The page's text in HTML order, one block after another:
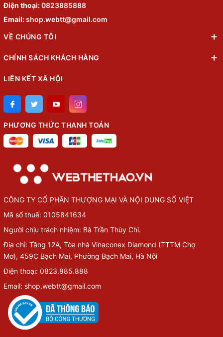
Điện thoại:0823885888
Email:shop.webtt@gmail.com
VỀ CHÚNG TÔI
CHÍNH SÁCH KHÁCH HÀNG
LIÊN KẾT XÃ HỘI
PHƯƠNG THỨC THANH TOÁN
CÔNG TY CỔ PHẦN THƯỢNG MẠI VÀ NỘI DUNG SỐ VIỆT
Mã số thuế: 0105841634
Người chịu trách nhiệm: Bà Trần Thùy Chi.
Địa chỉ: Tầng 12A, Tòa nhà Vinaconex Diamond (TTTM Chợ
Mơ), 459C Bạch Mai, Phường Bạch Mai, Hà Nội
Điện thoại: 0823.885.888
Email: shop.webtt@gmail.com